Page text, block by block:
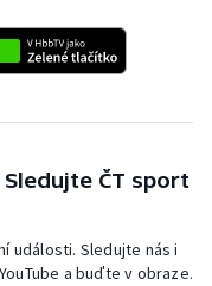
ČT sport
události. Sledujte nás i
a buďte v obraze.